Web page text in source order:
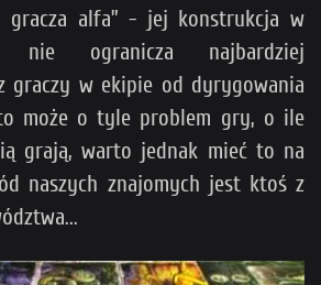
gracza alfa” - jej konstrukcja w
nie ogranicza najbardziej
graczy w ekipie od dyrygowania
może o tyle problem gry, o ile
grają, warto jednak mieć to na
naszych znajomych jest ktoś z